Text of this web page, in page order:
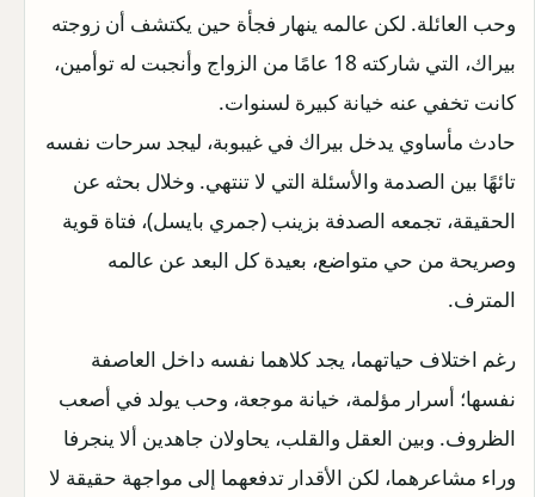
وحب العائلة. لكن عالمه ينهار فجأة حين يكتشف أن زوجته
بيراك، التي شاركته 18 عامًا من الزواج وأنجبت له توأمين،
كانت تخفي عنه خيانة كبيرة لسنوات.
حادث مأساوي يدخل بيراك في غيبوبة، ليجد سرحات نفسه
تائهًا بين الصدمة والأسئلة التي لا تنتهي. وخلال بحثه عن
الحقيقة، تجمعه الصدفة بزينب (جمري بايسل)، فتاة قوية
وصريحة من حي متواضع، بعيدة كل البعد عن عالمه
المترف.
رغم اختلاف حياتهما، يجد كلاهما نفسه داخل العاصفة
نفسها؛ أسرار مؤلمة، خيانة موجعة، وحب يولد في أصعب
الظروف. وبين العقل والقلب، يحاولان جاهدين ألا ينجرفا
وراء مشاعرهما، لكن الأقدار تدفعهما إلى مواجهة حقيقة لا